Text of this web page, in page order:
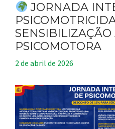
JORNADA
SENSIBILIZAÇÃO
PSICOMOTORA
2 de abril de 2026